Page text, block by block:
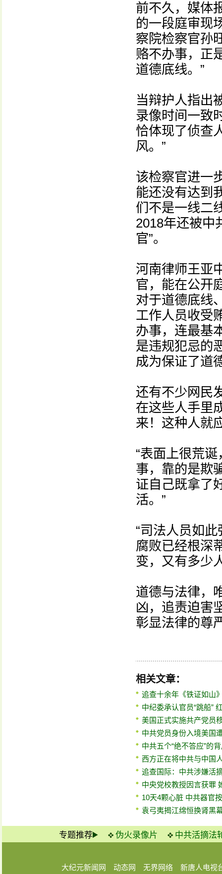
前不久，媒体
的一段庭审现
察院检察官孙
赂不办事，正
道德底线。”
当辩护人指出
录像时间一致
恰体现了侦查
风。”
该检察官进一
能还没有达到
们不是一线二
2018年还被中
官”。
河南律师王亚
官，能在公开
对于道德底线
工作人员收受
办事，连最基
是违规犯忌的
成为保证了道
还有不少网民
在这些人手里
来！这种人就
“表面上很荒
事，靠的是欺
证自己既拿了
活。”
“司法人员如
腐败已经根深
变，又有多少
道德与法律，
凶，追责迫害
彰显法律的尊
相关文章：
追查十余年《铁证如山
中纪委承认官员“跳船”
美国正式实施共产党员
中共党员身份入境美国
中共五个“绝不答应”的
西方正在将中共与中国
追查国际：中共涉嫌活
中央党校教授因言获罪
10天4颗心脏 中共器官
袁弓夷揭江绵恒换肾黑
专题推荐 伪火录像片 中共活摘法
大纪元新闻网 动态网 无界网络 新唐人电视